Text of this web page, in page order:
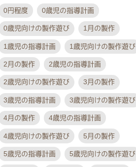
0円程度 0歳児の指導計画
0歳児向けの製作遊び 1月の製作
1歳児の指導計画 1歳児向けの製作遊び
2月の製作 2歳児の指導計画
2歳児向けの製作遊び 3月の製作
3歳児の指導計画 3歳児向けの製作遊び
4月の製作 4歳児の指導計画
4歳児向けの製作遊び 5月の製作
5歳児の指導計画 5歳児向けの製作遊び